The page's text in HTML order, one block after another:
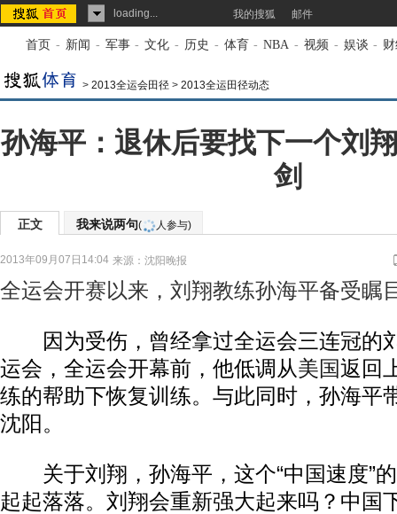
loading... 我的搜狐 邮件
首页 - 新闻 - 军事 - 文化 - 历史 - 体育 - NBA - 视频 - 娱谈 -
> 2013全运会田径 > 2013全运田径动态
孙海平：退休后要找下一个刘
剑
正文 我来说两句( 人参与)
2013年09月07日14:04 来源： 沈阳晚报
全运会开赛以来，刘翔教练孙海平备受瞩
因为受伤，曾经拿过全运会三连冠的
运会，全运会开幕前，他低调从美国返回
练的帮助下恢复训练。与此同时，孙海平
沈阳。
关于刘翔，孙海平，这个“中国速度”
起起落落。刘翔会重新强大起来吗？中国